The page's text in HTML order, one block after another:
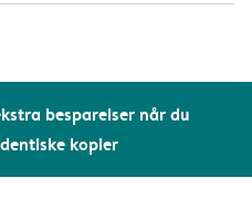
besparelser når du
kopier